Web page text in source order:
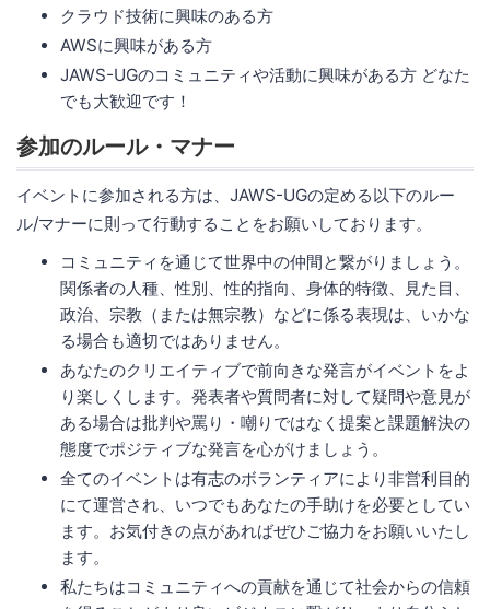
クラウド技術に興味のある方
AWSに興味がある方
JAWS-UGのコミュニティや活動に興味がある方 どなた
でも大歓迎です！
参加のルール・マナー
イベントに参加される方は、JAWS-UGの定める以下のルー
ル/マナーに則って行動することをお願いしております。
コミュニティを通じて世界中の仲間と繋がりましょう。
関係者の人種、性別、性的指向、身体的特徴、見た目、
政治、宗教（または無宗教）などに係る表現は、いかな
る場合も適切ではありません。
あなたのクリエイティブで前向きな発言がイベントをよ
り楽しくします。発表者や質問者に対して疑問や意見が
ある場合は批判や罵り・嘲りではなく提案と課題解決の
態度でポジティブな発言を心がけましょう。
全てのイベントは有志のボランティアにより非営利目的
にて運営され、いつでもあなたの手助けを必要としてい
ます。お気付きの点があればぜひご協力をお願いいたし
ます。
私たちはコミュニティへの貢献を通じて社会からの信頼